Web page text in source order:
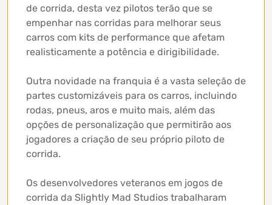
de corrida, desta vez pilotos terão que se
empenhar nas corridas para melhorar seus
carros com kits de performance que afetam
realisticamente a potência e dirigibilidade.
Outra novidade na franquia é a vasta seleção de
partes customizáveis para os carros, incluindo
rodas, pneus, aros e muito mais, além das
opções de personalização que permitirão aos
jogadores a criação de seu próprio piloto de
corrida.
Os desenvolvedores veteranos em jogos de
corrida da Slightly Mad Studios trabalharam